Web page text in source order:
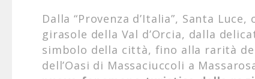
Dalla “Provenza d’Italia”, Santa
girasole della Val d’Orcia, dalla
simbolo della città, fino alla rarità
dell’Oasi di Massaciuccoli a